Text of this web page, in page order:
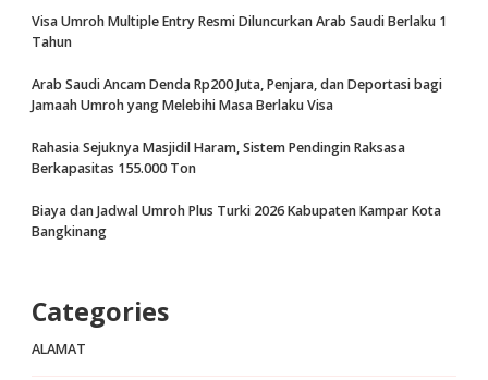
Visa Umroh Multiple Entry Resmi Diluncurkan Arab Saudi Berlaku 1
Tahun
Arab Saudi Ancam Denda Rp200 Juta, Penjara, dan Deportasi bagi
Jamaah Umroh yang Melebihi Masa Berlaku Visa
Rahasia Sejuknya Masjidil Haram, Sistem Pendingin Raksasa
Berkapasitas 155.000 Ton
Biaya dan Jadwal Umroh Plus Turki 2026 Kabupaten Kampar Kota
Bangkinang
Categories
ALAMAT